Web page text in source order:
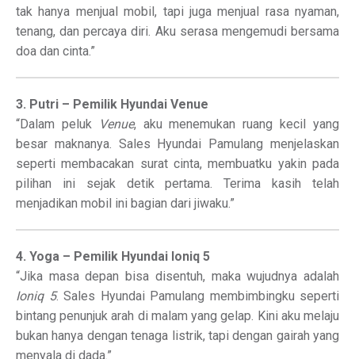
tak hanya menjual mobil, tapi juga menjual rasa nyaman,
tenang, dan percaya diri. Aku serasa mengemudi bersama
doa dan cinta.”
3. Putri – Pemilik Hyundai Venue
“Dalam peluk
Venue, aku menemukan ruang kecil yang
besar maknanya. Sales Hyundai Pamulang menjelaskan
seperti membacakan surat cinta, membuatku yakin pada
pilihan ini sejak detik pertama. Terima kasih telah
menjadikan mobil ini bagian dari jiwaku.”
4. Yoga – Pemilik Hyundai Ioniq 5
“Jika masa depan bisa disentuh, maka wujudnya adalah
Ioniq 5. Sales Hyundai Pamulang membimbingku seperti
bintang penunjuk arah di malam yang gelap. Kini aku melaju
bukan hanya dengan tenaga listrik, tapi dengan gairah yang
menyala di dada.”